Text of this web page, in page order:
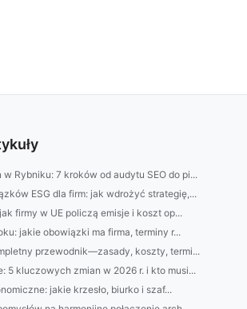
Rybniku: 7 kroków od audytu SEO do pi...
ESG dla firm: jak wdrożyć strategię,...
firmy w UE policzą emisje i koszt op...
jakie obowiązki ma firma, terminy r...
przewodnik—zasady, koszty, termi...
5 kluczowych zmian w 2026 r. i kto musi...
jakie krzesło, biurko i szaf...